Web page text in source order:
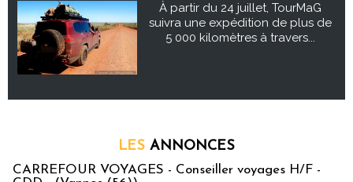
À partir du 24 juillet, TourMaG
suivra une expédition de plus de
5 000 kilomètres à travers...
LES ANNONCES
CARREFOUR VOYAGES - Conseiller voyages H/F -